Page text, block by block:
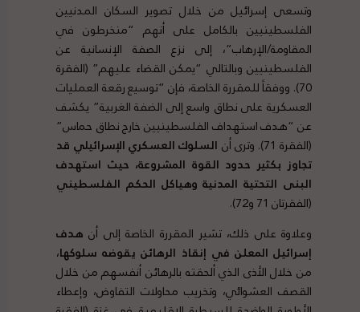
وتسعى إسرائيل من خلال تصوير السكان المدنيين
الفلسطينيين بالكامل على أنهم “منخرطون في
المقاومة/الإرهاب”، إلى نزع الصفة الإنسانية عن
الفلسطينيين وبالتالي “يمكن القضاء عليهم” (الفقرة
70). ووفقاً للمقررة الخاصة، فإن “توسيع رقعة العمليات
العسكرية على نطاق واسع إلى الضفة الغربية” يكشف
عن “هدف استهداف الفلسطينيين خارج نطاق حماس”
(الفقرة 71). وترى أن
السلوك العسكري الإسرائيلي قد
تجاوز بكثير حدود القوة المشروعة، حيث استهدف
البنى التحتية المدنية وهياكل الحكم الفلسطيني
(الفقرتان 71 و72).
وعلاوة على ذلك، تشير المقررة الخاصة إلى أن هدف
إسرائيل المعلن في إنقاذ الرهائن يقوضه سلوكها،
من خلال الأذى الذي ألحقته بالرهائن أنفسهم من خلال
القصف العشوائي، وتخريب محاولات التفاوض، وإعطاء